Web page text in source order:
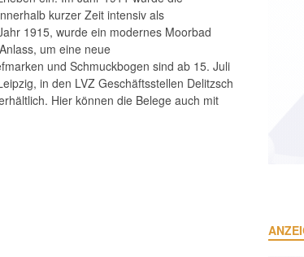
kurzer Zeit intensiv als
1915, wurde ein modernes Moorbad
um eine neue
und Schmuckbogen sind ab 15. Juli
in den LVZ Geschäftsstellen Delitzsch
Hier können die Belege auch mit